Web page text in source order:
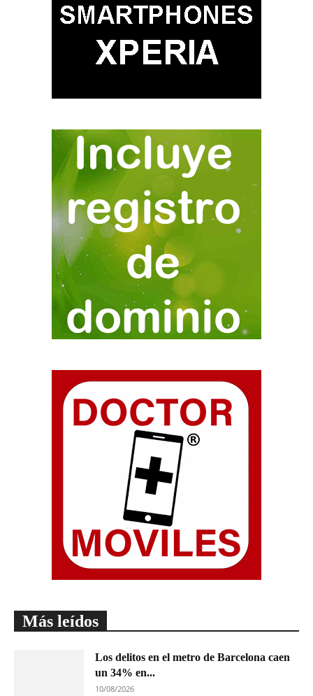
Más leídos
Los delitos en el metro de Barcelona caen
un 34% en...
10/08/2026